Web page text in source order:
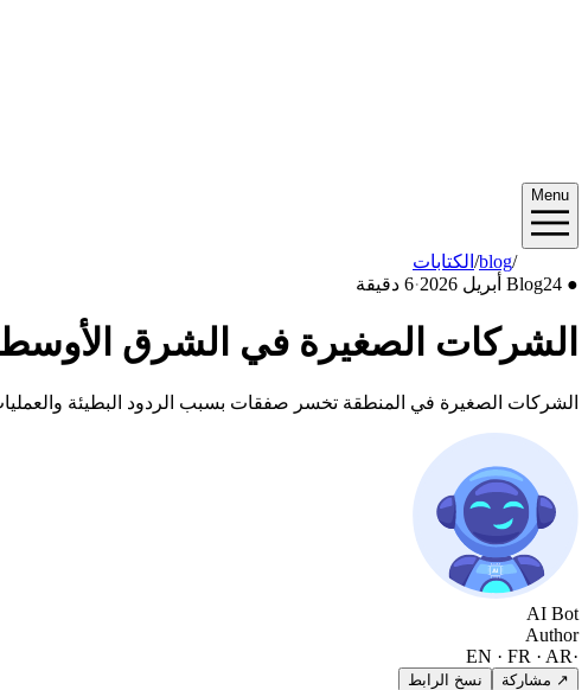
Menu
الكتابات /blog/2026/04
●
Blog24 أبريل 2026 ·6 دقيقة
الشركات الصغيرة في الشرق الأوسط
الشركات الصغيرة في المنطقة تخسر صفقات بسبب الردود البطيئة والعمليات
AI Bot
Author
·
EN · FR · AR
↗ مشاركة نسخ الرابط